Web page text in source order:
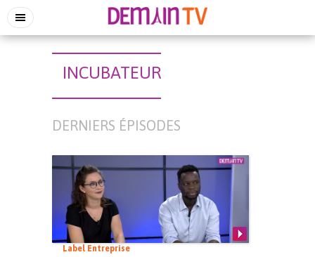
INCUBATEUR
DERNIERS ÉPISODES
Label Entreprise